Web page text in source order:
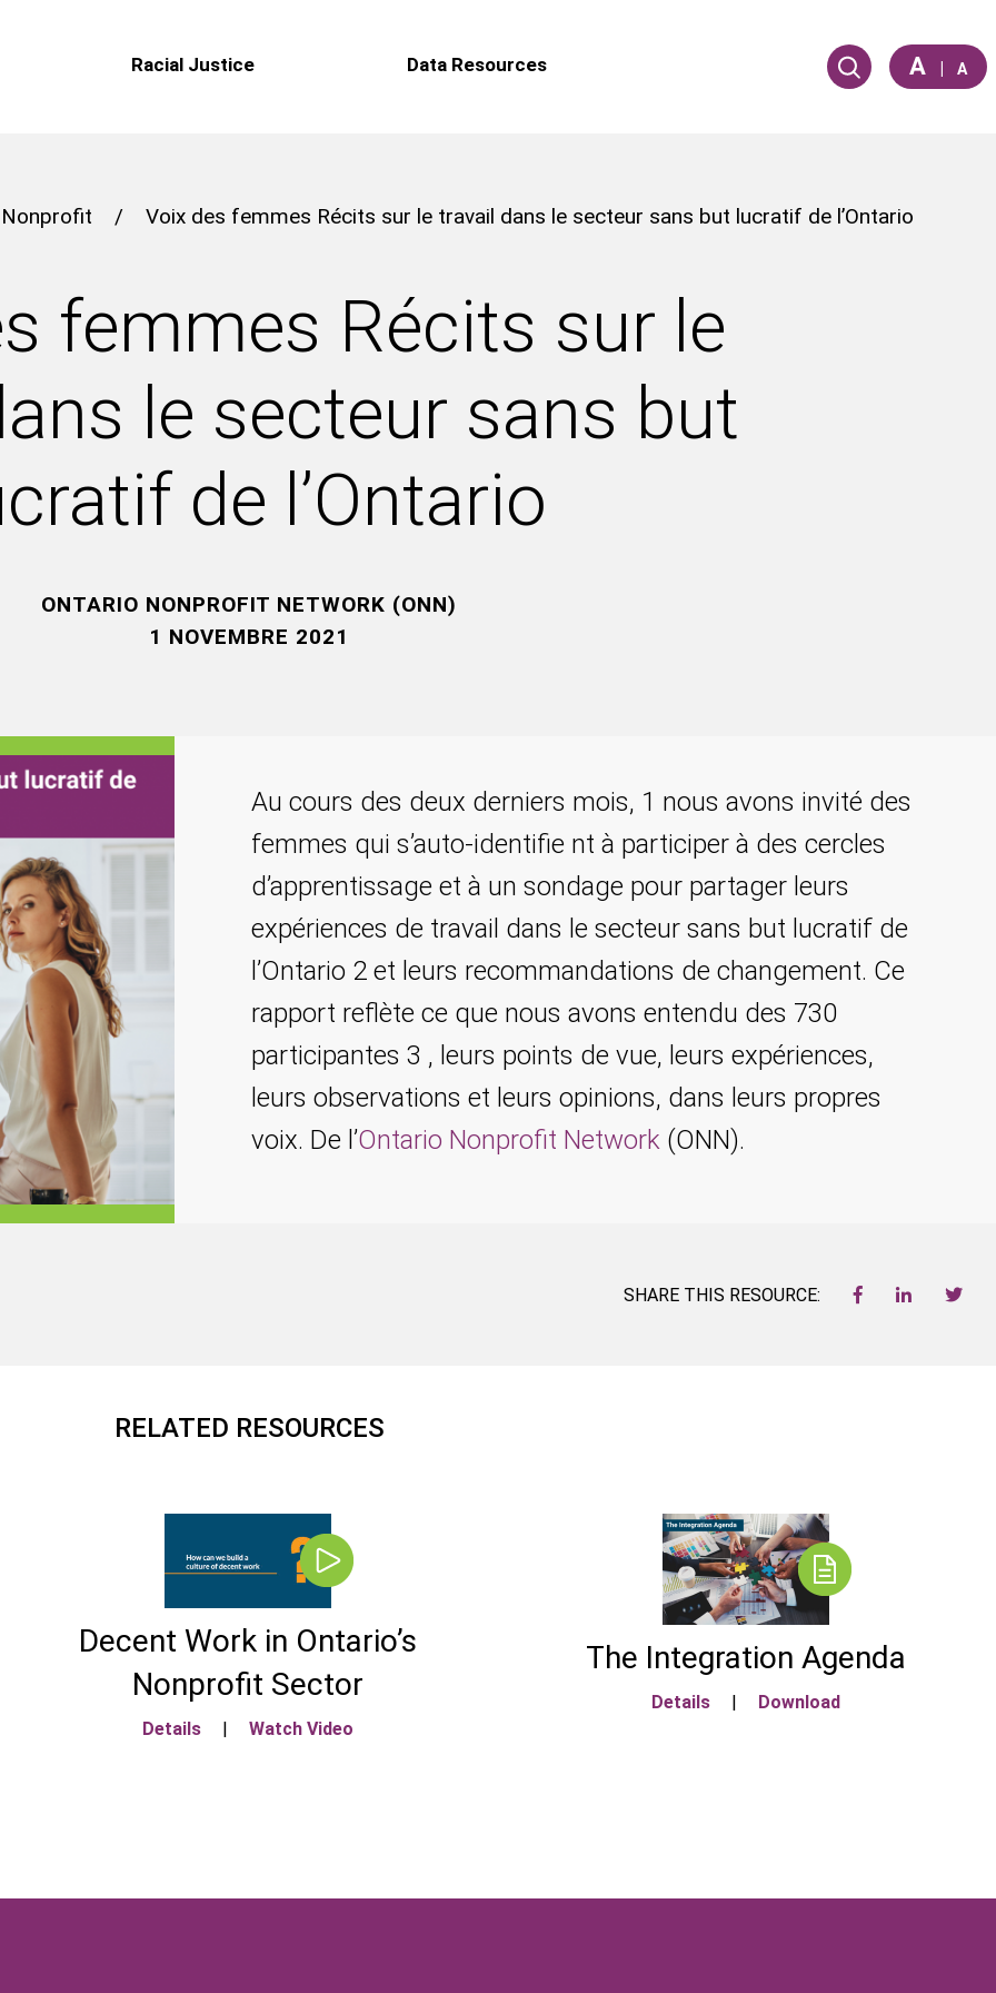
Racial Justice Data Resources A | A
/ Voix des femmes Récits sur le travail dans le secteur sans but lucratif de l’Ontario
femmes Récits sur le
le secteur sans but
de l’Ontario
ONTARIO NONPROFIT NETWORK (ONN)
1 NOVEMBRE 2021
Au cours des deux derniers mois, 1 nous avons invité des
femmes qui s’auto-identifie nt à participer à des cercles
d’apprentissage et à un sondage pour partager leurs
expériences de travail dans le secteur sans but lucratif de
l’Ontario 2 et leurs recommandations de changement. Ce
rapport reflète ce que nous avons entendu des 730
participantes 3 , leurs points de vue, leurs expériences,
leurs observations et leurs opinions, dans leurs propres
voix. De l’Ontario Nonprofit Network (ONN).
SHARE THIS RESOURCE:
RELATED RESOURCES
Decent Work in Ontario’s
Nonprofit Sector
Details | Watch Video
The Integration Agenda
Details | Download